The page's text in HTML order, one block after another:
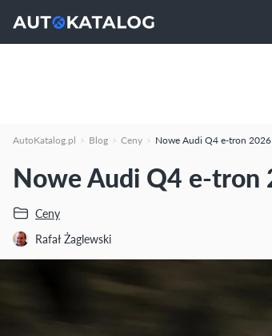
AutoKatalog.pl Blog Ceny Nowe Audi Q4 e-tron
Nowe Audi Q4 e-tron
Ceny
Rafał Żaglewski